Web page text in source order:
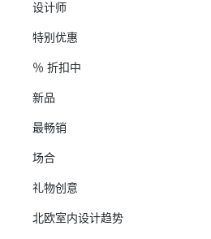
设计师
特别优惠
％ 折扣中
新品
最畅销
场合
礼物创意
北欧室内设计趋势